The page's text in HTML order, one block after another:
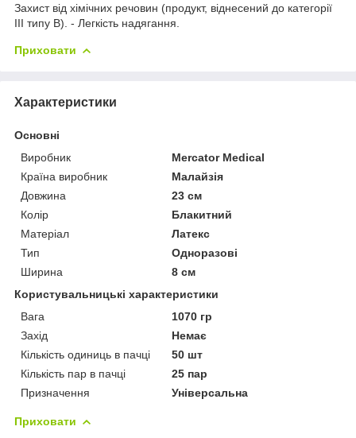
Захист від хімічних речовин (продукт, віднесений до категорії
III типу B). - Легкість надягання.
Приховати
Характеристики
Основні
Виробник
Mercator Medical
Країна виробник
Малайзія
Довжина
23 см
Колір
Блакитний
Матеріал
Латекс
Тип
Одноразові
Ширина
8 см
Користувальницькі характеристики
Вага
1070 гр
Захід
Немає
Кількість одиниць в пачці
50 шт
Кількість пар в пачці
25 пар
Призначення
Універсальна
Приховати